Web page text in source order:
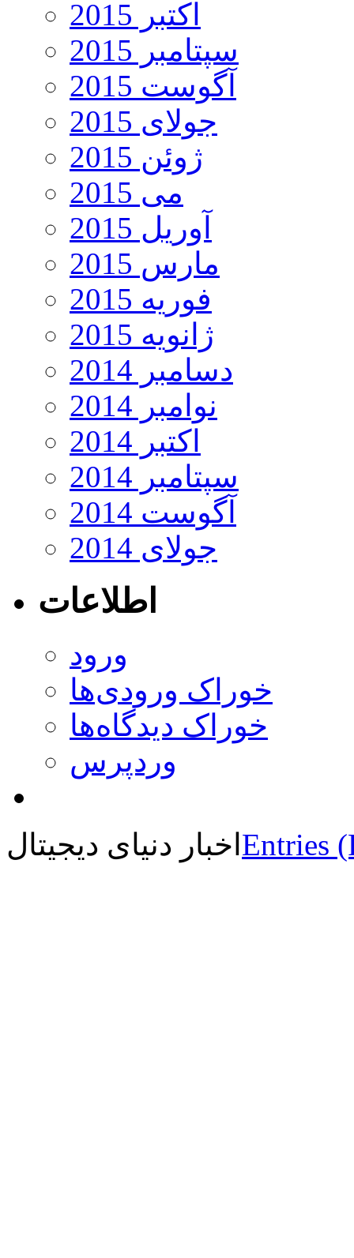
اکتبر 2015
سپتامبر 2015
آگوست 2015
جولای 2015
ژوئن 2015
می 2015
آوریل 2015
مارس 2015
فوریه 2015
ژانویه 2015
دسامبر 2014
نوامبر 2014
اکتبر 2014
سپتامبر 2014
آگوست 2014
جولای 2014
اطلاعات
ورود
خوراک ورودی‌ها
خوراک دیدگاه‌ها
وردپرس
اخبار دنیای دیجیتال Entries